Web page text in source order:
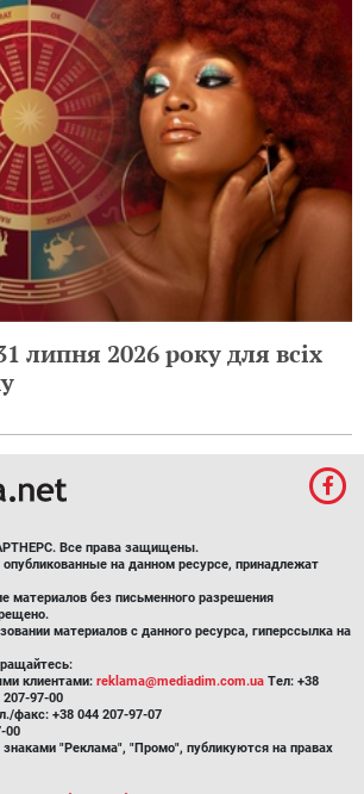
липня 2026 року для всіх
Все права защищены.
на данном ресурсе, принадлежат
материалов без письменного разрешения
материалов с данного ресурса, гиперссылка на
клиентами: reklama@mediadim.com.ua Тел: +38
207-97-00
факс: +38 044 207-97-07
00
"Реклама", "Промо", публикуются на правах